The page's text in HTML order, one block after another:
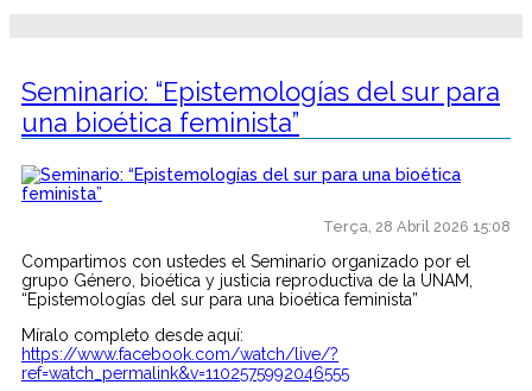
Seminario: “Epistemologías del sur para
una bioética feminista”
Terça, 28 Abril 2026 15:08
Compartimos con ustedes el Seminario organizado por el
grupo Género, bioética y justicia reproductiva de la UNAM,
“Epistemologías del sur para una bioética feminista”
Míralo completo desde aquí:
https://www.facebook.com/watch/live/?
ref=watch_permalink&v=1102575992046555